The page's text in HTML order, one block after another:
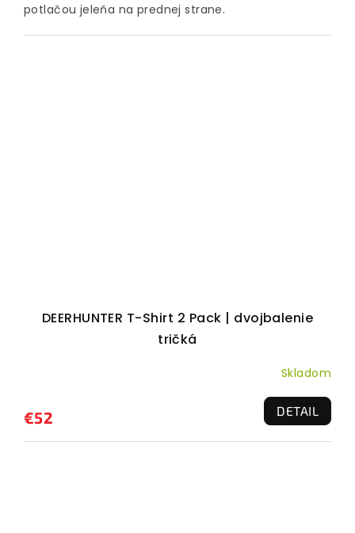
potlačou jeleňa na prednej strane.
DEERHUNTER T-Shirt 2 Pack | dvojbalenie
tričká
Skladom
€52 DETAIL